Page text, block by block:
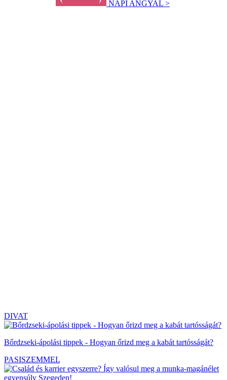
NAPI ANGYAL >
DIVAT
Bőrdzseki-ápolási tippek - Hogyan őrizd meg a kabát tartósságát?
PASISZEMMEL